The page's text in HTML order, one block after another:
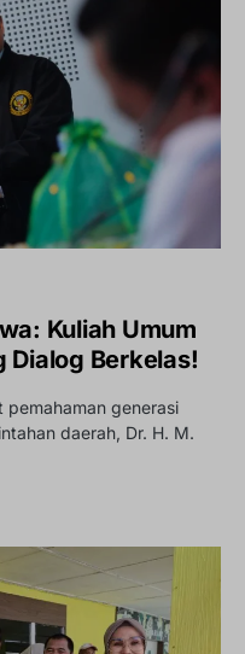
Kuliah Umum
Dialog Berkelas!
pemahaman generasi
daerah, Dr. H. M.